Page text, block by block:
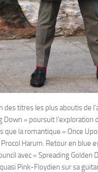
des titres les plus aboutis de
Down » poursuit l’exploration
que la romantique « Once
Harum. Retour en blue
avec « Spreading Golden
Pink-Floydien sur sa